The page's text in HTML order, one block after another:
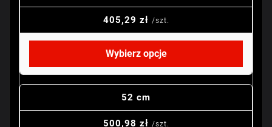
405,29 zł /szt.
Wybierz opcje
52 cm
500,98 zł /szt.